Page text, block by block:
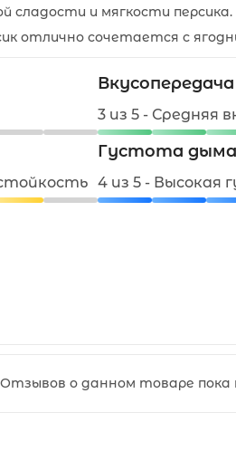
сладости и мягкости персика.
отлично сочетается с
Вкусопередача
3 из 5 - Средняя
Густота дыма
4 из 5 - Высокая
Отзывов о данном товаре пока